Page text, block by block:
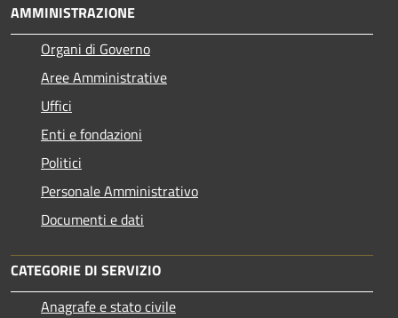
AMMINISTRAZIONE
Organi di Governo
Aree Amministrative
Uffici
Enti e fondazioni
Politici
Personale Amministrativo
Documenti e dati
CATEGORIE DI SERVIZIO
Anagrafe e stato civile